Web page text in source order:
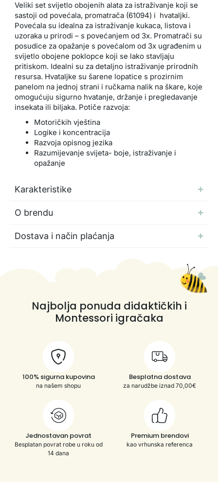
Veliki set svijetlo obojenih alata za istraživanje koji se
sastoji od povećala, promatrača (61094) i hvataljki.
Povećala su idealna za istraživanje kukaca, listova i
uzoraka u prirodi – s povećanjem od 3x. Promatrači su
posudice za opažanje s povećalom od 3x ugrađenim u
svijetlo obojene poklopce koji se lako stavljaju
pritiskom. Idealni su za detaljno istraživanje prirodnih
resursa. Hvataljke su šarene lopatice s prozirnim
panelom na jednoj strani i ručkama nalik na škare, koje
omogućuju sigurno hvatanje, držanje i pregledavanje
insekata ili biljaka. Potiče razvoja:
Motoričkih vještina
Logike i koncentracija
Razvoja opisnog jezika
Razumijevanje svijeta- boje, istraživanje i
opažanje
Karakteristike
O brendu
Dostava i način plaćanja
Najbolja ponuda didaktičkih i
Montessori igračaka
100% sigurna kupovina
na našem shopu
Besplatna dostava
za narudžbe iznad 70,00€
Jednostavan povrat
Besplatan povrat robe u roku od
14 dana
Premium brendovi
kao vrhunska referenca